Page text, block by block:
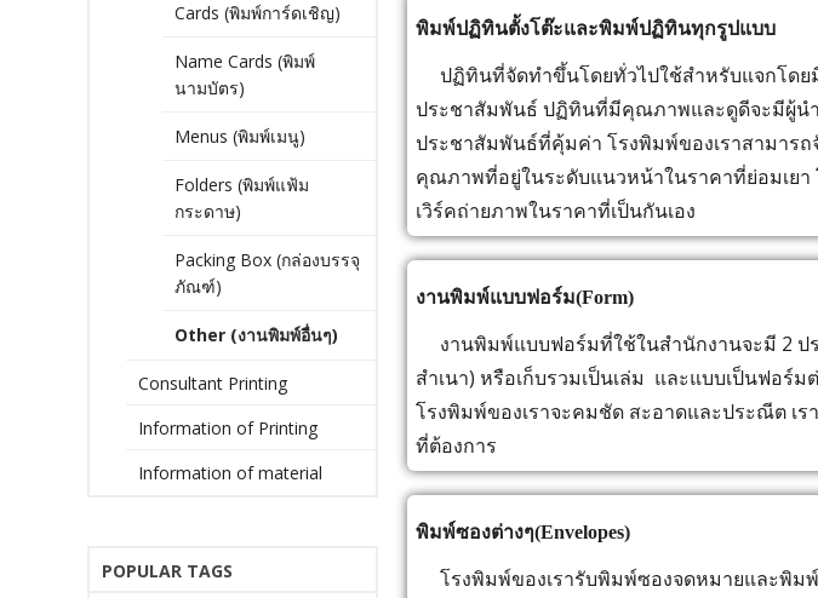
พิมพ์ปฏิทินตั้งโต๊ะและพิมพ์ปฏิทินทุกรูปแบบ
ปฏิทินที่จัดทำขึ้นโดยทั่วไปใช้สำหรับแจกโด
ประชาสัมพันธ์ ปฏิทินที่มีคุณภาพและดูดีจะมีผู้น
ประชาสัมพันธ์ที่คุ้มค่า โรงพิมพ์ของเราสามาร
คุณภาพที่อยู่ในระดับแนวหน้าในราคาที่ย่อมเยา
เวิร์คถ่ายภาพในราคาที่เป็นกันเอง
งานพิมพ์แบบฟอร์ม(Form)
งานพิมพ์แบบฟอร์มที่ใช้ในสำนักงานจะมี 2 ป
สำเนา) หรือเก็บรวมเป็นเล่ม และแบบเป็นฟอร์
โรงพิมพ์ของเราจะคมชัด สะอาดและประณีต เ
ที่ต้องการ
พิมพ์ซองต่างๆ(Envelopes)
โรงพิมพ์ของเรารับพิมพ์ซองจดหมายและพิม
Cards (พิมพ์การ์ดเชิญ)
Name Cards (พิมพ์
นามบัตร)
Menus (พิมพ์เมนู)
Folders (พิมพ์แฟ้ม
กระดาษ)
Packing Box (กล่องบรรจุ
ภัณฑ์)
Other (งานพิมพ์อื่นๆ)
Consultant Printing
Information of Printing
Information of material
POPULAR TAGS